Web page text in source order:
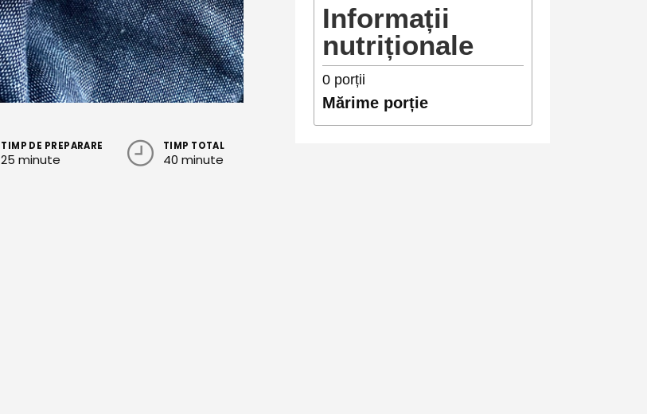
TIMP DE PREPARARE
25 minute
TIMP TOTAL
40 minute
Informații
nutriționale
0porții
Mărime porție